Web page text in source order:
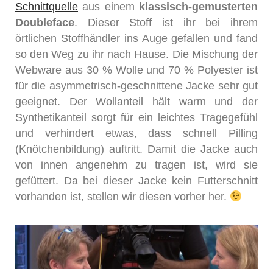
Schnittquelle aus einem klassisch-gemusterten
Doubleface. Dieser Stoff ist ihr bei ihrem
örtlichen Stoffhändler ins Auge gefallen und fand
so den Weg zu ihr nach Hause. Die Mischung der
Webware aus 30 % Wolle und 70 % Polyester ist
für die asymmetrisch-geschnittene Jacke sehr gut
geeignet. Der Wollanteil hält warm und der
Synthetikanteil sorgt für ein leichtes Tragegefühl
und verhindert etwas, dass schnell Pilling
(Knötchenbildung) auftritt. Damit die Jacke auch
von innen angenehm zu tragen ist, wird sie
gefüttert. Da bei dieser Jacke kein Futterschnitt
vorhanden ist, stellen wir diesen vorher her.